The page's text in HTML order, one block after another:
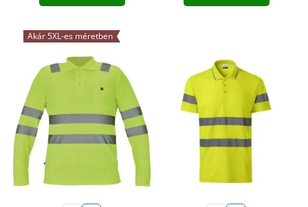
Akár 5XL-es méretben